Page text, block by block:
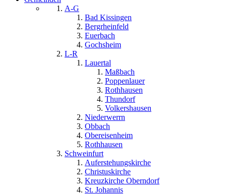
A-G
Bad Kissingen
Bergrheinfeld
Euerbach
Gochsheim
L-R
Lauertal
Maßbach
Poppenlauer
Rothhausen
Thundorf
Volkershausen
Niederwerrn
Obbach
Obereisenheim
Rothhausen
Schweinfurt
Auferstehungskirche
Christuskirche
Kreuzkirche Oberndorf
St. Johannis